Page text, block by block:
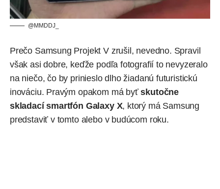
@MMDDJ_
Prečo Samsung Projekt V zrušil, nevedno. Spravil
však asi dobre, keďže podľa fotografií to nevyzeralo
na niečo, čo by prinieslo dlho žiadanú futuristickú
inováciu. Pravým opakom má byťskutočne
skladací smartfón Galaxy X, ktorý má Samsung
predstaviť v tomto alebo v budúcom roku.